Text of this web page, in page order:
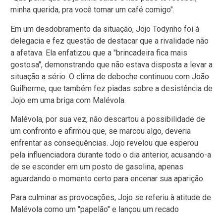
minha querida, pra você tomar um café comigo".
Em um desdobramento da situação, Jojo Todynho foi à
delegacia e fez questão de destacar que a rivalidade não
a afetava. Ela enfatizou que a "brincadeira fica mais
gostosa", demonstrando que não estava disposta a levar a
situação a sério. O clima de deboche continuou com João
Guilherme, que também fez piadas sobre a desistência de
Jojo em uma briga com Malévola.
Malévola, por sua vez, não descartou a possibilidade de
um confronto e afirmou que, se marcou algo, deveria
enfrentar as consequências. Jojo revelou que esperou
pela influenciadora durante todo o dia anterior, acusando-a
de se esconder em um posto de gasolina, apenas
aguardando o momento certo para encenar sua aparição.
Para culminar as provocações, Jojo se referiu à atitude de
Malévola como um "papelão" e lançou um recado